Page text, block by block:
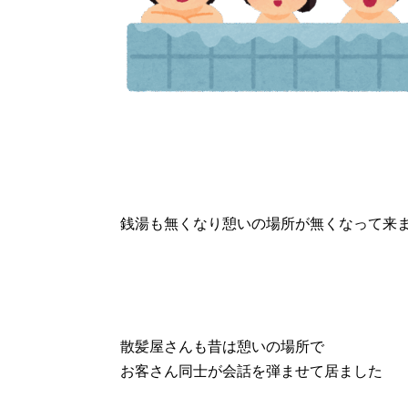
銭湯も無くなり憩いの場所が無くなって来
散髪屋さんも昔は憩いの場所で
お客さん同士が会話を弾ませて居ました